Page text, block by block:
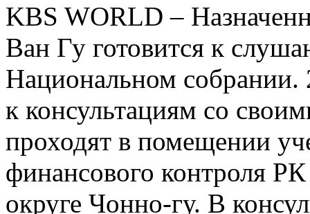
KBS WORLD –
Ван Гу готовится к
Национальном
к консультациям со
проходят в помещении
финансового контроля
округе Чонно-гу. В